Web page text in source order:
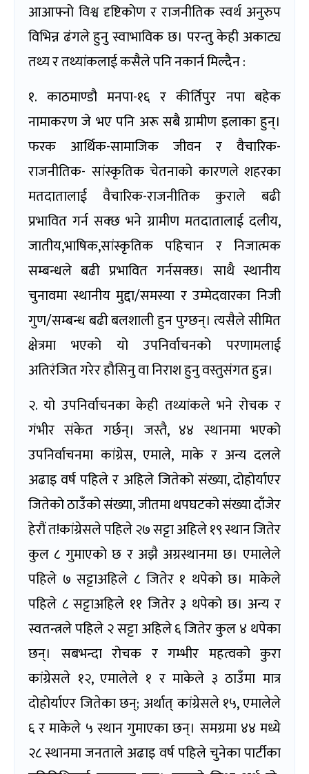
आआफ्नो विश्व दृष्टिकोण र राजनीतिक स्वर्थ अनुरुप
विभिन्न ढंगले हुनु स्वाभाविक छ। परन्तु केही अकाट्य
तथ्य र तथ्यांकलाई कसैले पनि नकार्न मिल्दैन :
१. काठमाण्डौ मनपा-१६ र कीर्तिपुर नपा बहेक
नामाकरण जे भए पनि अरू सबै ग्रामीण इलाका हुन्।
फरक आर्थिक-सामाजिक जीवन र वैचारिक-
राजनीतिक- सांस्कृतिक चेतनाको कारणले शहरका
मतदातालाई वैचारिक-राजनीतिक कुराले बढी
प्रभावित गर्न सक्छ भने ग्रामीण मतदातालाई दलीय,
जातीय,भाषिक,सांस्कृतिक पहिचान र निजात्मक
सम्बन्धले बढी प्रभावित गर्नसक्छ। साथै स्थानीय
चुनावमा स्थानीय मुद्दा/समस्या र उम्मेदवारका निजी
गुण/सम्बन्ध बढी बलशाली हुन पुग्छन्। त्यसैले सीमित
क्षेत्रमा भएको यो उपनिर्वाचनको परणामलाई
अतिरंजित गरेर हौसिनु वा निराश हुनु वस्तुसंगत हुन्न।
२. यो उपनिर्वाचनका केही तथ्यांकले भने रोचक र
गंभीर संकेत गर्छन्। जस्तै, ४४ स्थानमा भएको
उपनिर्वाचनमा कांग्रेस, एमाले, माके र अन्य दलले
अढाइ वर्ष पहिले र अहिले जितेको संख्या, दोहोर्याएर
जितेको ठाउँको संख्या, जीतमा थपघटको संख्या दाँजेर
हेरौं त!कांग्रेसले पहिले २७ सट्टा अहिले १९ स्थान जितेर
कुल ८ गुमाएको छ र अझै अग्रस्थानमा छ। एमालेले
पहिले ७ सट्टाअहिले ८ जितेर १ थपेको छ। माकेले
पहिले ८ सट्टाअहिले ११ जितेर ३ थपेको छ। अन्य र
स्वतन्त्रले पहिले २ सट्टा अहिले ६ जितेर कुल ४ थपेका
छन्। सबभन्दा रोचक र गम्भीर महत्वको कुरा
कांग्रेसले १२, एमालेले १ र माकेले ३ ठाउँमा मात्र
दोहोर्याएर जितेका छन्; अर्थात् कांग्रेसले १५, एमालेले
६ र माकेले ५ स्थान गुमाएका छन्। समग्रमा ४४ मध्ये
२८ स्थानमा जनताले अढाइ वर्ष पहिले चुनेका पार्टीका